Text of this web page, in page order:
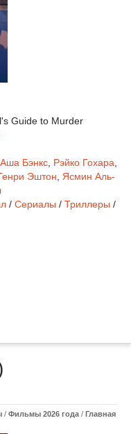
Guide to Murder
Аша Бэнкс Рэйко Гохара
Эштон
Ясмин Аль-
/ Сериалы / Триллеры /
/ Фильмы 2026 года / Главная